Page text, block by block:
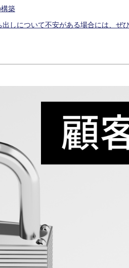
築
しについて不安がある場合には、ぜ